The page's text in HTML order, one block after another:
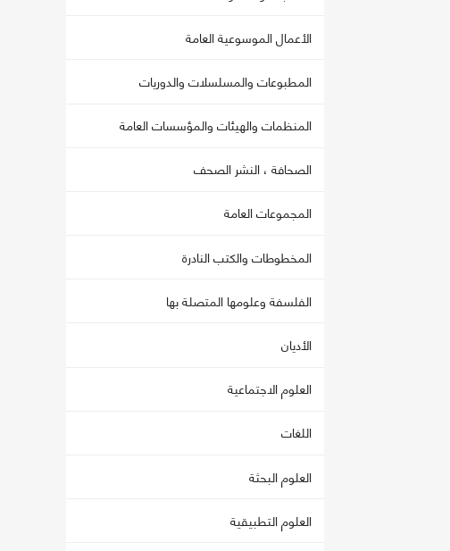
الأعمال الموسوعية العامة
المطبوعات والمسلسلات والدوريات
المنظمات والهيئات والمؤسسات العامة
الصحافة ، النشر الصحف
المجموعات العامة
المخطوطات والكتب النادرة
الفلسفة وعلومها المتصلة بها
الأديان
العلوم الاجتماعية
اللغات
العلوم البحثة
العلوم التطبيقية